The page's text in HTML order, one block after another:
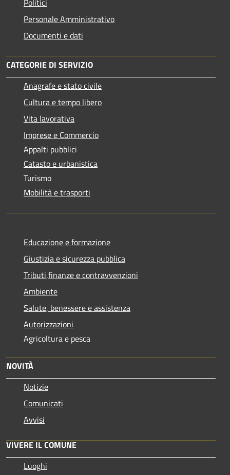
Politici
Personale Amministrativo
Documenti e dati
CATEGORIE DI SERVIZIO
Anagrafe e stato civile
Cultura e tempo libero
Vita lavorativa
Imprese e Commercio
Appalti pubblici
Catasto e urbanistica
Turismo
Mobilità e trasporti
Educazione e formazione
Giustizia e sicurezza pubblica
Tributi,finanze e contravvenzioni
Ambiente
Salute, benessere e assistenza
Autorizzazioni
Agricoltura e pesca
NOVITÀ
Notizie
Comunicati
Avvisi
VIVERE IL COMUNE
Luoghi